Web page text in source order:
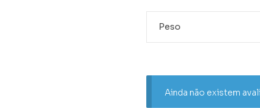
Peso
Ainda não existem